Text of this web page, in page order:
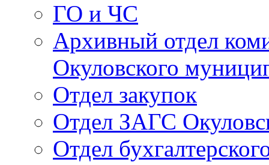
ГО и ЧС
Архивный отдел
Окуловского
Отдел закупок
Отдел ЗАГС
Отдел